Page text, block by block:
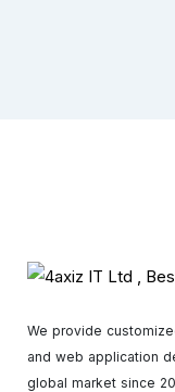
We provide
and web application
global market since